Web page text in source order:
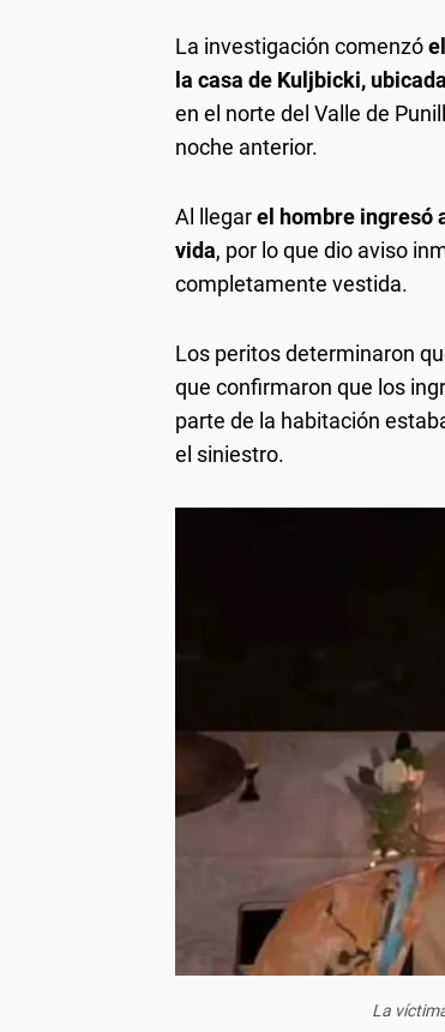
La investigación comenzó
la casa de Kuljbicki,
en el norte del Valle de
noche anterior.
Al llegarel hombre ingresó
vida, por lo que dio aviso
completamente vestida.
Los peritos determinaron
que confirmaron que los
parte de la habitación
el siniestro.
La